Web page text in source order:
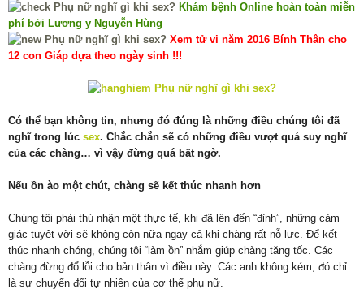
Khám bệnh Online hoàn toàn miễn
phí bởi Lương y Nguyễn Hùng
Xem tử vi năm 2016 Bính Thân cho
12 con Giáp dựa theo ngày sinh !!!
Có thể bạn không tin, nhưng đó đúng là những điều chúng tôi đã
nghĩ trong lúc sex. Chắc chắn sẽ có những điều vượt quá suy nghĩ
của các chàng… vì vậy đừng quá bất ngờ.
Nếu ồn ào một chút, chàng sẽ kết thúc nhanh hơn
Chúng tôi phải thú nhận một thực tế, khi đã lên đến “đỉnh”, những cảm
giác tuyệt vời sẽ không còn nữa ngay cả khi chàng rất nỗ lực. Để kết
thúc nhanh chóng, chúng tôi “làm ồn” nhắm giúp chàng tăng tốc. Các
chàng đừng đổ lỗi cho bản thân vì điều này. Các anh không kém, đó chỉ
là sự chuyển đổi tự nhiên của cơ thể phụ nữ.